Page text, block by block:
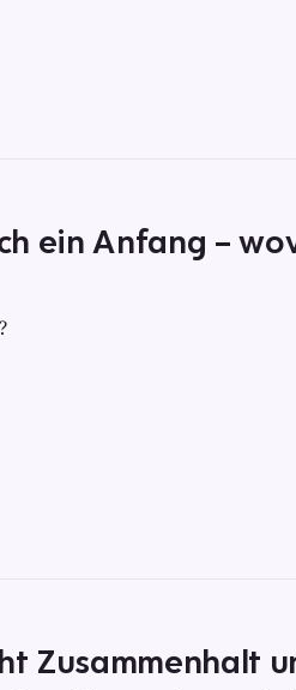
ein Anfang –
Zusammenhalt